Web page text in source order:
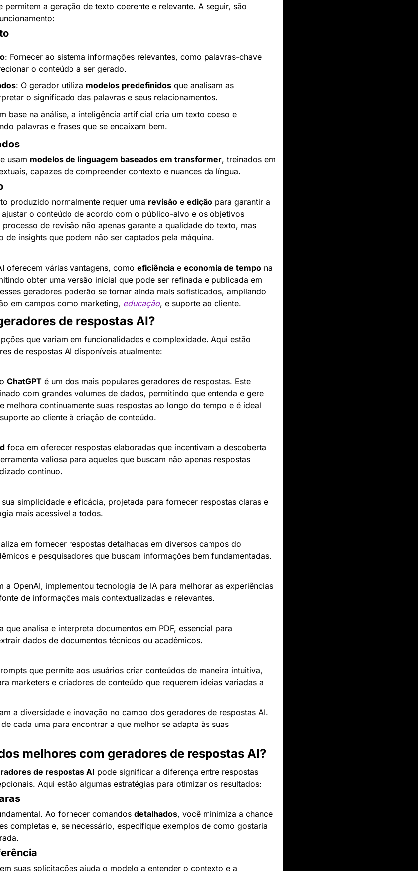
permitem a geração de texto coerente e relevante. A seguir, são
: Fornecer ao sistema informações relevantes, como palavras-chave
o conteúdo a ser gerado.
: O gerador utiliza modelos predefinidos que analisam as
o significado das palavras e seus relacionamentos.
base na análise, a inteligência artificial cria um texto coeso e
palavras e frases que se encaixam bem.
usam modelos de linguagem baseados em transformer, treinados em
capazes de compreender contexto e nuances da língua.
produzido normalmente requer uma revisão e edição para garantir a
o conteúdo de acordo com o público-alvo e os objetivos
de revisão não apenas garante a qualidade do texto, mas
de insights que podem não ser captados pela máquina.
oferecem várias vantagens, como eficiência e economia de tempo na
obter uma versão inicial que pode ser refinada e publicada em
geradores poderão se tornar ainda mais sofisticados, ampliando
em campos como marketing, educação, e suporte ao cliente.
de respostas AI?
que variam em funcionalidades e complexidade. Aqui estão
de respostas AI disponíveis atualmente:
ChatGPT é um dos mais populares geradores de respostas. Este
com grandes volumes de dados, permitindo que entenda e gere
melhora continuamente suas respostas ao longo do tempo e é ideal
ao cliente à criação de conteúdo.
foca em oferecer respostas elaboradas que incentivam a descoberta
valiosa para aqueles que buscam não apenas respostas
contínuo.
sua simplicidade e eficácia, projetada para fornecer respostas claras e
mais acessível a todos.
em fornecer respostas detalhadas em diversos campos do
e pesquisadores que buscam informações bem fundamentadas.
a OpenAI, implementou tecnologia de IA para melhorar as experiências
de informações mais contextualizadas e relevantes.
que analisa e interpreta documentos em PDF, essencial para
dados de documentos técnicos ou acadêmicos.
que permite aos usuários criar conteúdos de maneira intuitiva,
marketers e criadores de conteúdo que requerem ideias variadas a
a diversidade e inovação no campo dos geradores de respostas AI.
cada uma para encontrar a que melhor se adapta às suas
melhores com geradores de respostas AI?
de respostas AI pode significar a diferença entre respostas
Aqui estão algumas estratégias para otimizar os resultados:
Ao fornecer comandos detalhados, você minimiza a chance
completas e, se necessário, especifique exemplos de como gostaria
em suas solicitações ajuda o modelo a entender o contexto e a